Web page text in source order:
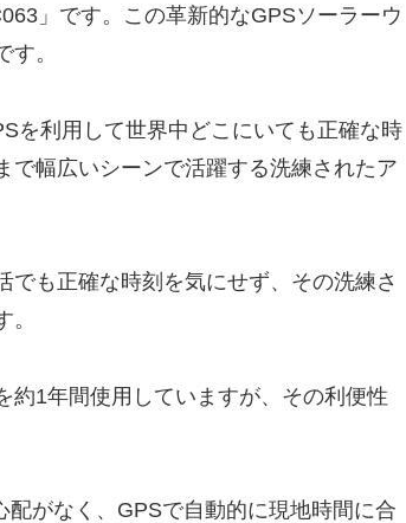
」です。この革新的なGPSソーラーウ
。
を利用して世界中どこにいても正確な時
で幅広いシーンで活躍する洗練されたア
も正確な時刻を気にせず、その洗練さ
約1年間使用していますが、その利便性
がなく、GPSで自動的に現地時間に合